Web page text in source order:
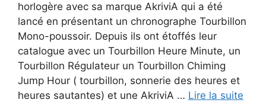
horlogère avec sa marque AkriviA qui a été
lancé en présentant un chronographe Tourbillon
Mono-poussoir. Depuis ils ont étoffés leur
catalogue avec un Tourbillon Heure Minute, un
Tourbillon Régulateur un Tourbillon Chiming
Jump Hour ( tourbillon, sonnerie des heures et
heures sautantes) et une AkriviA … Lire la suite